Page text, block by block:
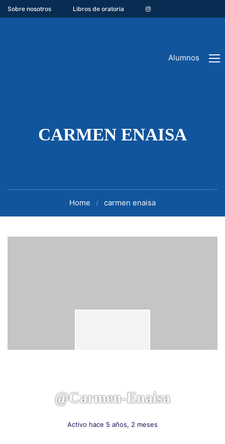
Sobre nosotros Libros de oratoria
Alumnos
CARMEN ENAISA
Home carmen enaisa
@carmen-Enaisa
Activo hace 5 años, 2 meses